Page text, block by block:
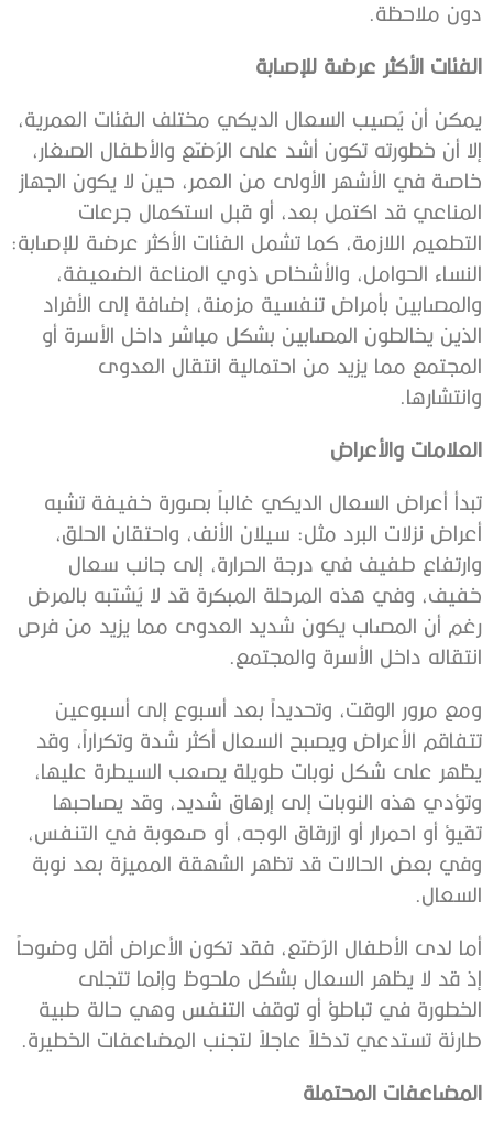
دون ملاحظة.
الفئات الأكثر عرضة للإصابة
يمكن أن يُصيب السعال الديكي مختلف الفئات العمرية،
إلا أن خطورته تكون أشد على الرُضّع والأطفال الصغار،
خاصة في الأشهر الأولى من العمر، حين لا يكون الجهاز
المناعي قد اكتمل بعد، أو قبل استكمال جرعات
التطعيم اللازمة، كما تشمل الفئات الأكثر عرضة للإصابة:
النساء الحوامل، والأشخاص ذوي المناعة الضعيفة،
والمصابين بأمراض تنفسية مزمنة، إضافة إلى الأفراد
الذين يخالطون المصابين بشكل مباشر داخل الأسرة أو
المجتمع مما يزيد من احتمالية انتقال العدوى
وانتشارها.
العلامات والأعراض
تبدأ أعراض السعال الديكي غالباً بصورة خفيفة تشبه
أعراض نزلات البرد مثل: سيلان الأنف، واحتقان الحلق،
وارتفاع طفيف في درجة الحرارة، إلى جانب سعال
خفيف، وفي هذه المرحلة المبكرة قد لا يُشتبه بالمرض
رغم أن المصاب يكون شديد العدوى مما يزيد من فرص
انتقاله داخل الأسرة والمجتمع.
ومع مرور الوقت، وتحديداً بعد أسبوع إلى أسبوعين
تتفاقم الأعراض ويصبح السعال أكثر شدة وتكراراً، وقد
يظهر على شكل نوبات طويلة يصعب السيطرة عليها،
وتؤدي هذه النوبات إلى إرهاق شديد، وقد يصاحبها
تقيؤ أو احمرار أو ازرقاق الوجه، أو صعوبة في التنفس،
وفي بعض الحالات قد تظهر الشهقة المميزة بعد نوبة
السعال.
أما لدى الأطفال الرُضّع، فقد تكون الأعراض أقل وضوحاً
إذ قد لا يظهر السعال بشكل ملحوظ وإنما تتجلى
الخطورة في تباطؤ أو توقف التنفس وهي حالة طبية
طارئة تستدعي تدخلاً عاجلاً لتجنب المضاعفات الخطيرة.
المضاعفات المحتملة